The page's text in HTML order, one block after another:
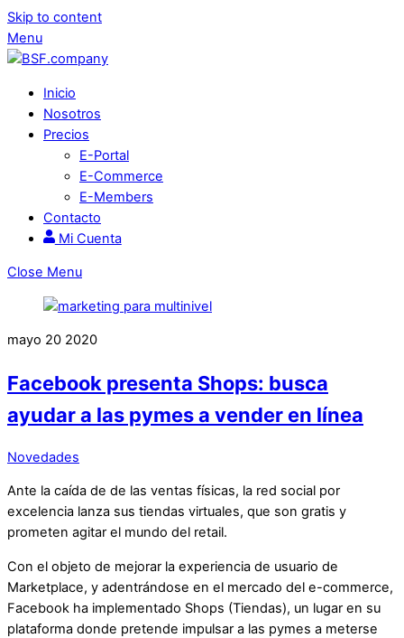
Skip to content
Menu
Inicio
Nosotros
Precios
E-Portal
E-Commerce
E-Members
Contacto
Mi Cuenta
Close Menu
mayo 20 2020
Facebook presenta Shops: busca
ayudar a las pymes a vender en línea
Novedades
Ante la caída de de las ventas físicas, la red social por
excelencia lanza sus tiendas virtuales, que son gratis y
prometen agitar el mundo del retail.
Con el objeto de mejorar la experiencia de usuario de
Marketplace, y adentrándose en el mercado del e-commerce,
Facebook ha implementado Shops (Tiendas), un lugar en su
plataforma donde pretende impulsar a las pymes a meterse